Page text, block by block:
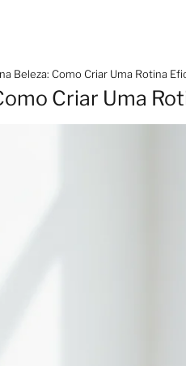
Beleza: Como Criar Uma Rotina
Criar Uma